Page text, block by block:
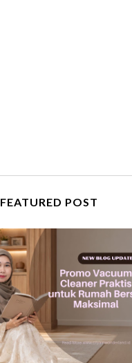
FEATURED POST